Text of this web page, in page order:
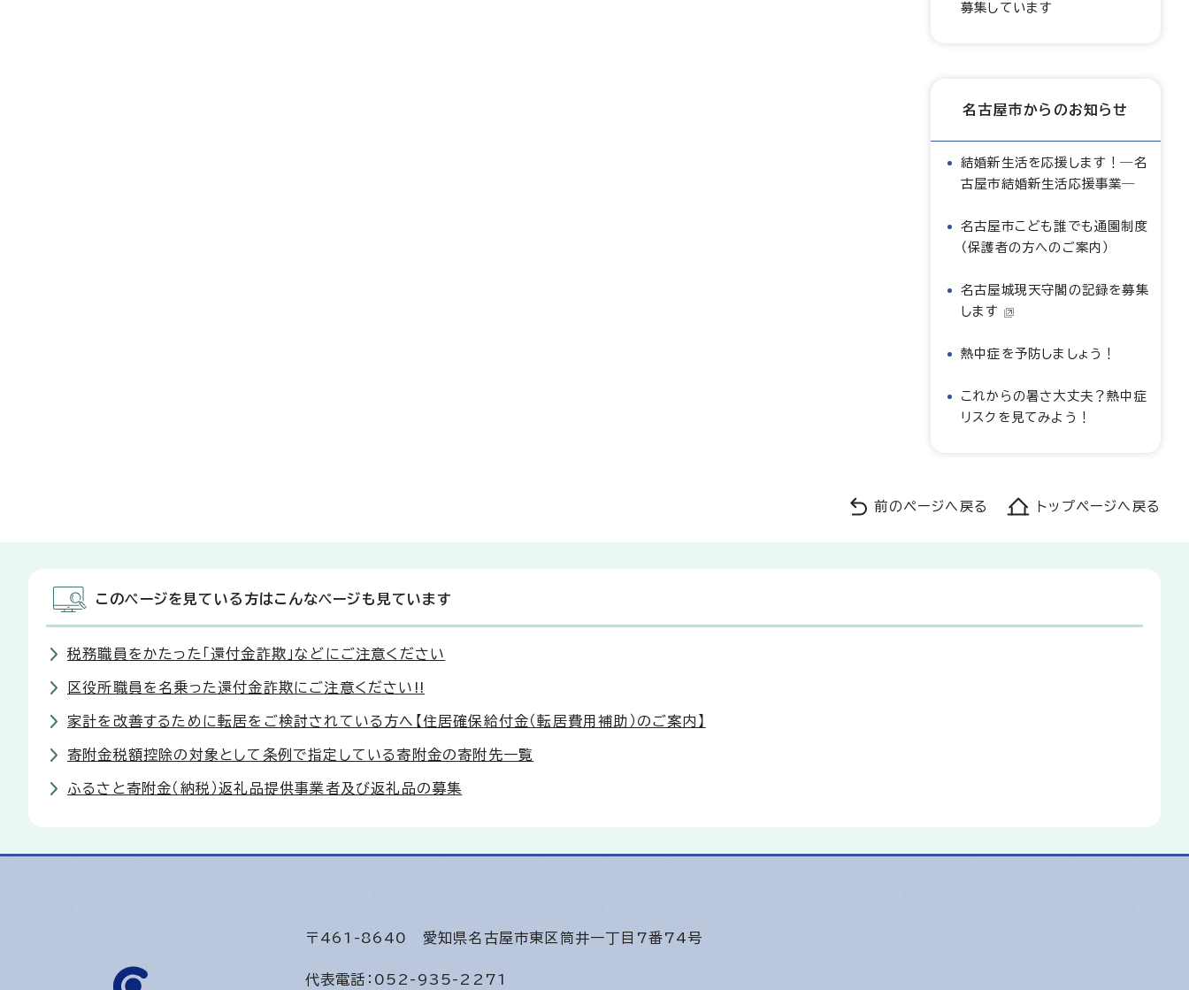
募集しています
名古屋市からのお知らせ
結婚新生活を応援します！―名
古屋市結婚新生活応援事業―
名古屋市こども誰でも通園制度
（保護者の方へのご案内）
名古屋城現天守閣の記録を募集
します
熱中症を予防しましょう！
これからの暑さ大丈夫？熱中症
リスクを見てみよう！
前のページへ戻る トップページへ戻る
このページを見ている方はこんなページも見ています
税務職員をかたった「還付金詐欺」などにご注意ください
区役所職員を名乗った還付金詐欺にご注意ください!!
家計を改善するために転居をご検討されている方へ【住居確保給付金（転居費用補助）のご案内】
寄附金税額控除の対象として条例で指定している寄附金の寄附先一覧
ふるさと寄附金（納税）返礼品提供事業者及び返礼品の募集
〒461-8640 愛知県名古屋市東区筒井一丁目7番74号
代表電話： 052-935-2271